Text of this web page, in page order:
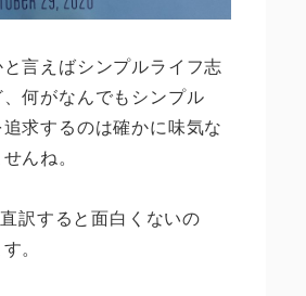
言えばシンプルライフ志
何がなんでもシンプル
求するのは確かに味気な
んね。
訳すると面白くないの
。